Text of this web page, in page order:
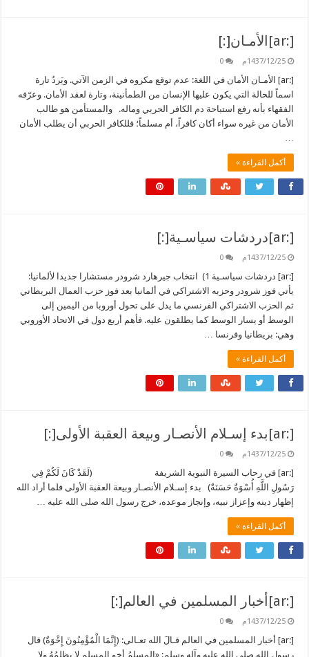
[:ar]الأمـان[:]
1437/12/25م 0
[:ar] الأمـان الأمان في اللغة: عدم توقع مكروه في الزمن الآتي. ويَردُ تارة
اسماً للحالة التي يكون عليها الإنسان من الطمأنينة، وتارة لعقد الأمان. وعرّفه
الفقهاء بأنه رفع استباحة دم الكافر الحربي وماله. والمستأمن هو طالب
الأمان من غيره سواء أكان كافراً، أم مسلماً؛ فللكافر الحربي أن يطلب الأمان
أكمل القراءة »
[:ar]دردشات سياسـية[:]
1437/12/25م 0
[:ar] دردشات سياسـية 1) انتخاب جيرهارد شرودر مستشارا جديدا لألمانيا:
يأتي فوز شرودر وحزبه الاشتراكي في ألمانيا بعد فوز حزب العمال البريطاني
ثم الحزب الاشتراكي الفرنسي ما يدل على تحول أوروبا من اليمين إلى
الوسط أو يسار الوسط كما يطلقون عليه. فأهم أربع دول في الاتحاد الأوروبي
وهي: بريطانيا وفرنسا …
أكمل القراءة »
[:ar]بدء إسـلام الأنصـار وبيعة العقبة الأولى[:]
1437/12/25م 0
[:ar] في رحاب السيرة النبوية الشريفة (لَقَدْ كَانَ لَكُمْ فِي
رَسُولِ اللَّهِ أُسْوَةٌ حَسَنَةٌ) بدء إسـلام الأنصـار وبيعة العقبة الأولى فلما أراد الله
إظهار دينه وإعزاز نبيه، وإنجاز موعده، خرج رسول الله صلى الله عليه …
أكمل القراءة »
[:ar]أخبار المسلمين في العالم[:]
1437/12/25م 0
[:ar] أخبار المسلمين في العالم قـالَ الله تعـالى: (إِنَّمَا الْمُؤْمِنُونَ إِخْوَةٌ) قال
رسول الله صلى الله عليه وآله وسلم: «المسلمُ أخو المسلمِ لا يظلمُهُ ولا